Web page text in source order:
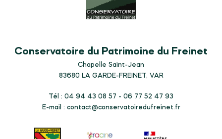
Conservatoire du Patrimoine du Freinet
Chapelle Saint-Jean
83680 LA GARDE-FREINET, VAR
Tél : 04 94 43 08 57 - 06 77 52 47 93
E-mail : contact@conservatoiredufreinet.fr